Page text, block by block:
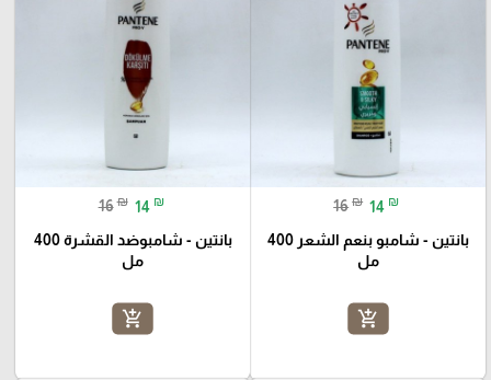
16 ₪ 14 ₪
بانتين - شامبو بنعم الشعر 400
مل
add_shopping_cart
16 ₪ 14 ₪
بانتين - شامبوضد القشرة 400
مل
add_shopping_cart